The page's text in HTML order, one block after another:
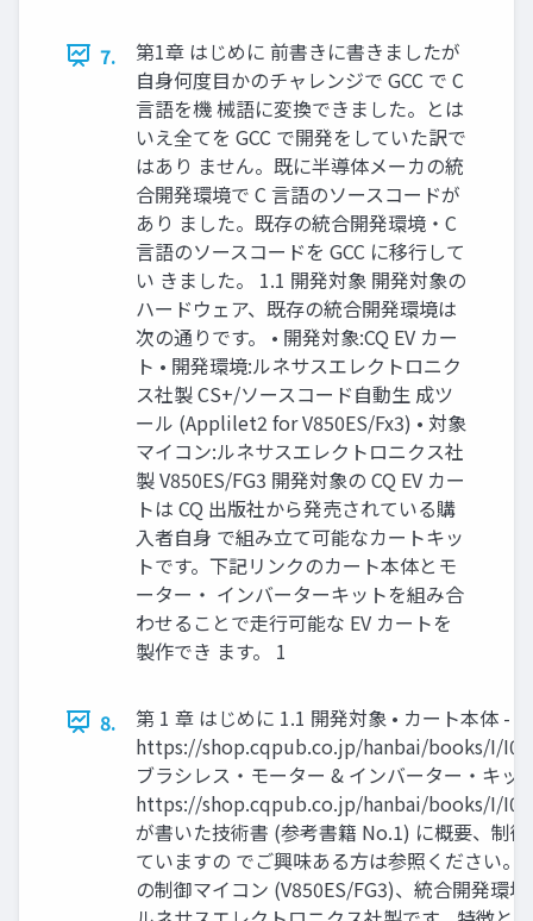
7.
第1章 はじめに 前書きに書きましたが
自身何度目かのチャレンジで GCC で C
言語を機 械語に変換できました。とは
いえ全てを GCC で開発をしていた訳で
はあり ません。既に半導体メーカの統
合開発環境で C 言語のソースコードが
あり ました。既存の統合開発環境・C
言語のソースコードを GCC に移行して
い きました。 1.1 開発対象 開発対象の
ハードウェア、既存の統合開発環境は
次の通りです。 • 開発対象:CQ EV カー
ト • 開発環境:ルネサスエレクトロニク
ス社製 CS+/ソースコード自動生 成ツ
ール (Applilet2 for V850ES/Fx3) • 対象
マイコン:ルネサスエレクトロニクス社
製 V850ES/FG3 開発対象の CQ EV カー
トは CQ 出版社から発売されている購
入者自身 で組み立て可能なカートキッ
トです。下記リンクのカート本体とモ
ーター・ インバーターキットを組み合
わせることで走行可能な EV カートを
製作でき ます。 1
8.
第 1 章 はじめに 1.1 開発対象 • カート本体 -
https://shop.cqpub.co.jp/hanbai/books/I/
ブラシレス・モーター & インバーター・キッ
https://shop.cqpub.co.jp/hanbai/books/I/
が書いた技術書 (参考書籍 No.1) に概要、制
ていますの でご興味ある方は参照ください。
の制御マイコン (V850ES/FG3)、統合開発環